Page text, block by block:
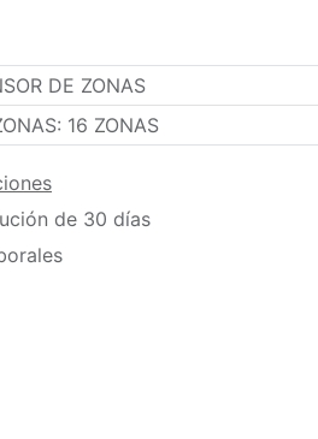
DE ZONAS
: 16 ZONAS
de 30 días